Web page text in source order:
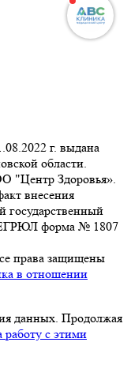
г. выдана
области.
"Центр Здоровья».
внесения
государственный
ЕГРЮЛ форма № 1807
права защищены
в отношении
данных. Продолжая
работу с этими